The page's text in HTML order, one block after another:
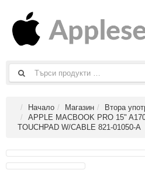
Начало Магазин
Втора
APPLE MACBOOK PRO 15"
TOUCHPAD W/CABLE 821-01050-A